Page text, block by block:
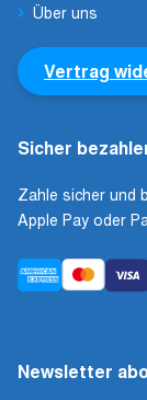
Über uns
Vertrag
Sicher
Zahle sicher und
Apple Pay oder
Newsletter